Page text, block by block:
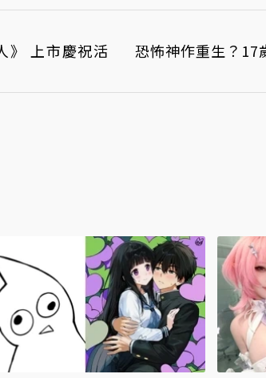
》 上市慶祝活
恐怖神作重生？17